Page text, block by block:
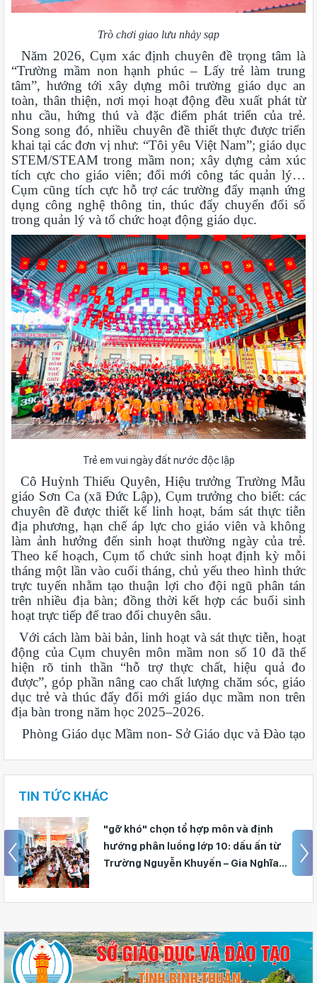
Trò chơi giao lưu nhảy sạp
Năm 2026, Cụm xác định chuyên đề trọng tâm là
“Trường mầm non hạnh phúc – Lấy trẻ làm trung
tâm”, hướng tới xây dựng môi trường giáo dục an
toàn, thân thiện, nơi mọi hoạt động đều xuất phát từ
nhu cầu, hứng thú và đặc điểm phát triển của trẻ.
Song song đó, nhiều chuyên đề thiết thực được triển
khai tại các đơn vị như: “Tôi yêu Việt Nam”; giáo dục
STEM/STEAM trong mầm non; xây dựng cảm xúc
tích cực cho giáo viên; đổi mới công tác quản lý…
Cụm cũng tích cực hỗ trợ các trường đẩy mạnh ứng
dụng công nghệ thông tin, thúc đẩy chuyển đổi số
trong quản lý và tổ chức hoạt động giáo dục.
Trẻ em vui ngày đất nước độc lập
Cô Huỳnh Thiếu Quyên, Hiệu trưởng Trường Mẫu
giáo Sơn Ca (xã Đức Lập), Cụm trưởng cho biết: các
chuyên đề được thiết kế linh hoạt, bám sát thực tiễn
địa phương, hạn chế áp lực cho giáo viên và không
làm ảnh hưởng đến sinh hoạt thường ngày của trẻ.
Theo kế hoạch, Cụm tổ chức sinh hoạt định kỳ mỗi
tháng một lần vào cuối tháng, chủ yếu theo hình thức
trực tuyến nhằm tạo thuận lợi cho đội ngũ phân tán
trên nhiều địa bàn; đồng thời kết hợp các buổi sinh
hoạt trực tiếp để trao đổi chuyên sâu.
Với cách làm bài bản, linh hoạt và sát thực tiễn, hoạt
động của Cụm chuyên môn mầm non số 10 đã thể
hiện rõ tinh thần “hỗ trợ thực chất, hiệu quả đo
được”, góp phần nâng cao chất lượng chăm sóc, giáo
dục trẻ và thúc đẩy đổi mới giáo dục mầm non trên
địa bàn trong năm học 2025–2026.
Phòng Giáo dục Mầm non- Sở Giáo dục và Đào tạo
TIN TỨC KHÁC
"gỡ khó" chọn tổ hợp môn và định
hướng phân luồng lớp 10: dấu ấn từ
Trường Nguyễn Khuyến – Gia Nghĩa